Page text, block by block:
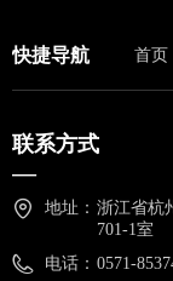
快捷导航 首页
联系方式
—
地址： 浙江省杭
701-1室
电话： 0571-